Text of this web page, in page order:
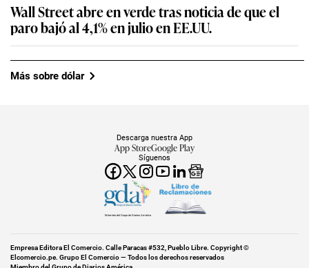
Wall Street abre en verde tras noticia de que el
paro bajó al 4,1% en julio en EE.UU.
Más sobre dólar
Síguenos
Descarga nuestra App
App StoreGoogle Play
Miembro del Grupo de Diarios América
Empresa Editora El Comercio. Calle Paracas #532, Pueblo Libre. Copyright ©
Elcomercio.pe. Grupo El Comercio — Todos los derechos reservados